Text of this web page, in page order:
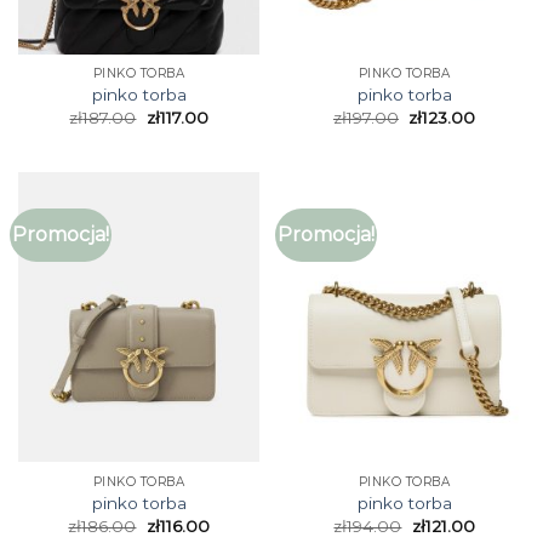
PINKO TORBA
pinko torba
zł187.00 zł117.00
PINKO TORBA
pinko torba
zł197.00 zł123.00
Promocja!
PINKO TORBA
pinko torba
zł186.00 zł116.00
Promocja!
PINKO TORBA
pinko torba
zł194.00 zł121.00